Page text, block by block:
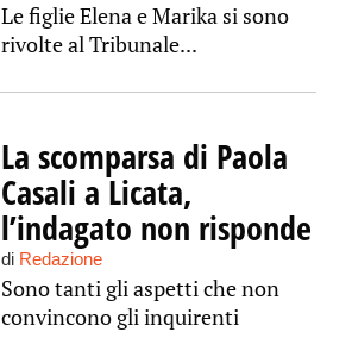
Le figlie Elena e Marika si sono
rivolte al Tribunale...
La scomparsa di Paola
Casali a Licata,
l’indagato non risponde
di Redazione
Sono tanti gli aspetti che non
convincono gli inquirenti